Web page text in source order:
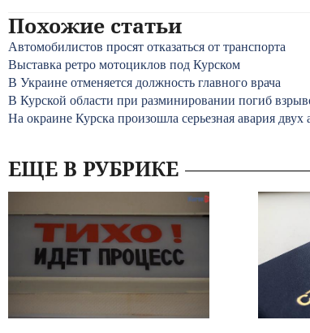
Похожие статьи
Автомобилистов просят отказаться от транспорта
Выставка ретро мотоциклов под Курском
В Украине отменяется должность главного врача
В Курской области при разминировании погиб
На окраине Курска произошла серьезная авария двух
ЕЩЕ В РУБРИКЕ